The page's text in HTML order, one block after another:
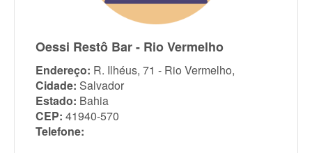
Oessi Restô Bar - Rio Vermelho
Endereço: R. Ilhéus, 71 - Rio Vermelho,
Cidade: Salvador
Estado: Bahia
CEP: 41940-570
Telefone: